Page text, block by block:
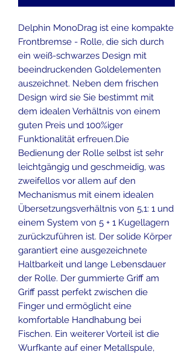
Delphin MonoDrag ist eine kompakte
Frontbremse - Rolle, die sich durch
ein weiß-schwarzes Design mit
beeindruckenden Goldelementen
auszeichnet. Neben dem frischen
Design wird sie Sie bestimmt mit
dem idealen Verhältnis von einem
guten Preis und 100%iger
Funktionalität erfreuen.Die
Bedienung der Rolle selbst ist sehr
leichtgängig und geschmeidig, was
zweifellos vor allem auf den
Mechanismus mit einem idealen
Übersetzungsverhältnis von 5,1: 1 und
einem System von 5 + 1 Kugellagern
zurückzuführen ist. Der solide Körper
garantiert eine ausgezeichnete
Haltbarkeit und lange Lebensdauer
der Rolle. Der gummierte Griff am
Griff passt perfekt zwischen die
Finger und ermöglicht eine
komfortable Handhabung bei
Fischen. Ein weiterer Vorteil ist die
Wurfkante auf einer Metallspule,